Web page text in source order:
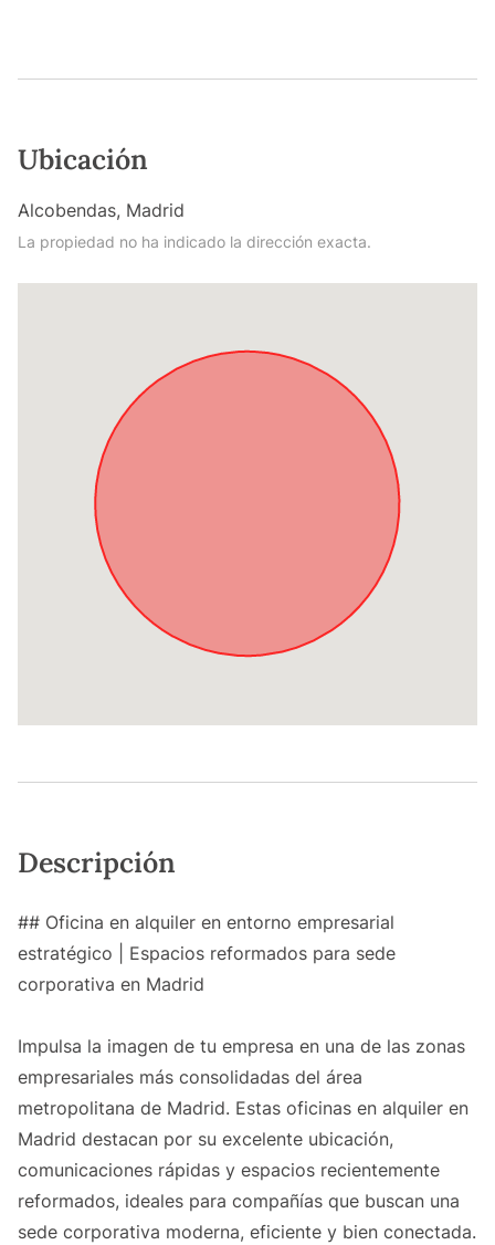
Ubicación
Alcobendas, Madrid
La propiedad no ha indicado la dirección exacta.
Descripción
## Oficina en alquiler en entorno empresarial
estratégico | Espacios reformados para sede
corporativa en Madrid
Impulsa la imagen de tu empresa en una de las zonas
empresariales más consolidadas del área
metropolitana de Madrid. Estas oficinas en alquiler en
Madrid destacan por su excelente ubicación,
comunicaciones rápidas y espacios recientemente
reformados, ideales para compañías que buscan una
sede corporativa moderna, eficiente y bien conectada.